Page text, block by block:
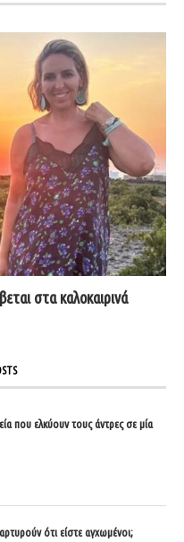
στα καλοκαιρινά
που ελκύουν τους άντρες σε μία
ότι είστε αγχωμένοι;